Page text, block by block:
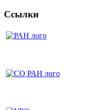
Ссылки